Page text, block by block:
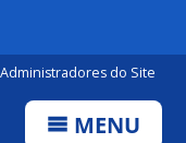
Administradores do Site
MENU